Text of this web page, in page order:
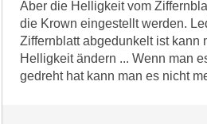
Aber die Helligkeit vom
die Krown eingestellt werden.
Ziffernblatt abgedunkelt ist kann
Helligkeit ändern ... Wenn man
gedreht hat kann man es nicht